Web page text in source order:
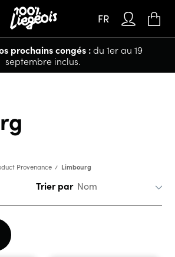
prochains congés :du 1er au 19
septembre inclus.
FR
Provenance Limbourg
Trier par